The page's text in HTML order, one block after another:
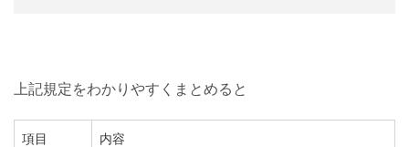
上記規定をわかりやすくまとめると
項目 内容